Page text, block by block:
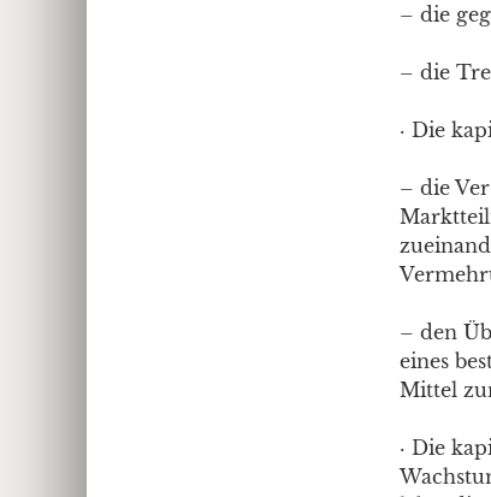
– die
– die
· Die
– die
– den
eines
Mittel
· Die